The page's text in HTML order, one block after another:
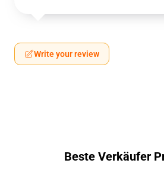
Write your review
Beste Verkäufer